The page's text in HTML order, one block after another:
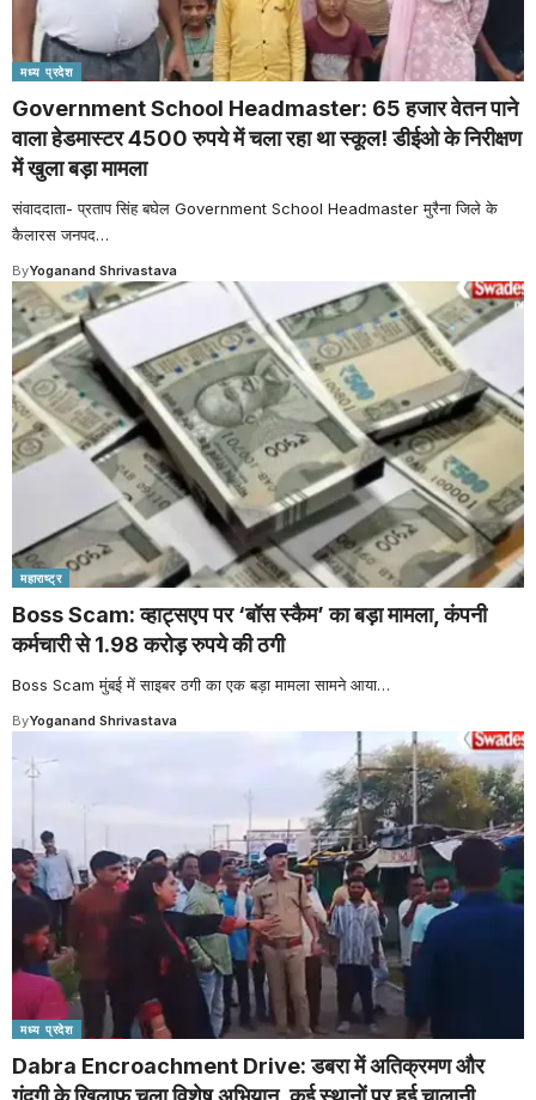
मध्य प्रदेश
Government School Headmaster: 65 हजार वेतन पाने
वाला हेडमास्टर 4500 रुपये में चला रहा था स्कूल! डीईओ के निरीक्षण
में खुला बड़ा मामला
संवाददाता- प्रताप सिंह बघेल Government School Headmaster मुरैना जिले के
कैलारस जनपद…
ByYoganand Shrivastava
महाराष्ट्र
Boss Scam: व्हाट्सएप पर ‘बॉस स्कैम’ का बड़ा मामला, कंपनी
कर्मचारी से 1.98 करोड़ रुपये की ठगी
Boss Scam मुंबई में साइबर ठगी का एक बड़ा मामला सामने आया…
ByYoganand Shrivastava
मध्य प्रदेश
Dabra Encroachment Drive: डबरा में अतिक्रमण और